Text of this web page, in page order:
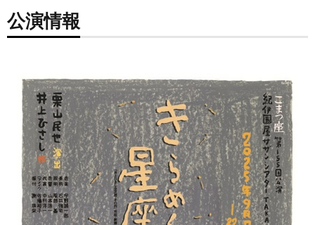
公演情報